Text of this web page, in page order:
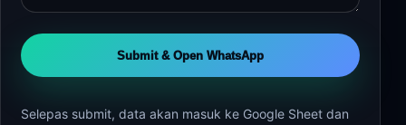
Submit & Open WhatsApp
Selepas submit, data akan masuk ke Google Sheet dan